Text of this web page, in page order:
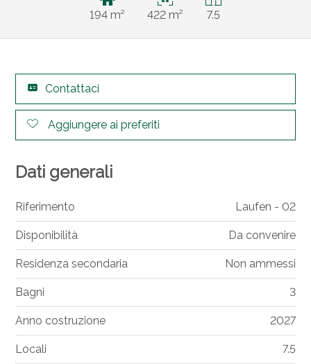
194 m² 422 m² 7.5
Contattaci
Aggiungere ai preferiti
Dati generali
Riferimento Laufen - 02
Disponibilità Da convenire
Residenza secondaria Non ammessi
Bagni 3
Anno costruzione 2027
Locali 7.5